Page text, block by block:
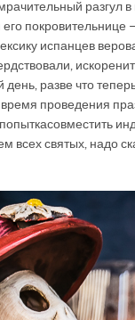
разгул
покровительнице
испанцев
день, разве что
проведения
совместить
всех святых, надо